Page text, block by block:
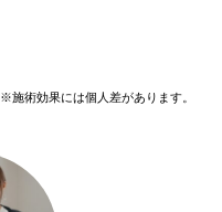
※施術効果には個人差があります。